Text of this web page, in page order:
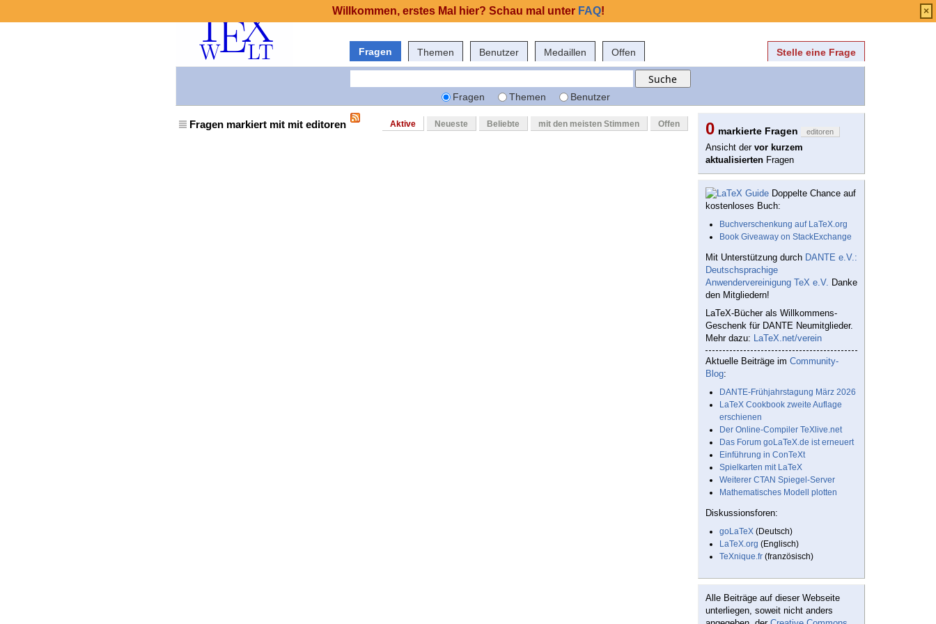
Fragen Themen Benutzer Medaillen Offen Stelle eine Frage
Fragen Themen Benutzer
Fragen markiert mit mit editoren Aktive Neueste Beliebte mit den meisten Stimmen Offen 0 markierte Fragen editoren
Ansicht der vor kurzem
aktualisierten Fragen
Doppelte Chance auf
kostenloses Buch:
Buchverschenkung auf LaTeX.org
Book Giveaway on StackExchange
Mit Unterstützung durch DANTE e.V.:
Deutschsprachige
Anwendervereinigung TeX e.V. Danke
den Mitgliedern!
LaTeX-Bücher als Willkommens-
Geschenk für DANTE Neumitglieder.
Mehr dazu: LaTeX.net/verein
Aktuelle Beiträge im Community-
Blog:
DANTE-Frühjahrstagung März 2026
LaTeX Cookbook zweite Auflage
erschienen
Der Online-Compiler TeXlive.net
Das Forum goLaTeX.de ist erneuert
Einführung in ConTeXt
Spielkarten mit LaTeX
Weiterer CTAN Spiegel-Server
Mathematisches Modell plotten
Diskussionsforen:
goLaTeX (Deutsch)
LaTeX.org (Englisch)
TeXnique.fr (französisch)
Alle Beiträge auf dieser Webseite
unterliegen, soweit nicht anders
Willkommen, erstes Mal hier? Schau mal unter FAQ! ×